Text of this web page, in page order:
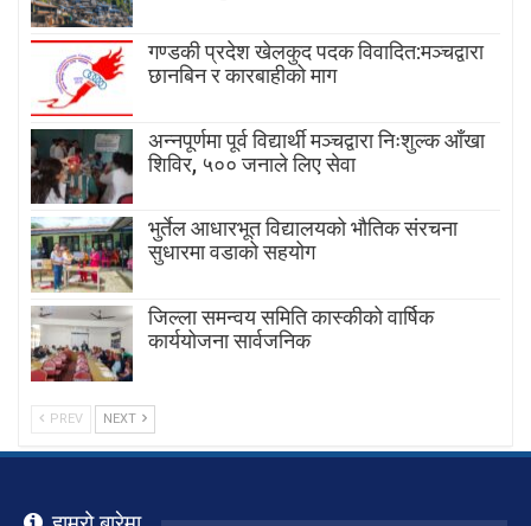
गण्डकी प्रदेश खेलकुद पदक विवादित:मञ्चद्वारा
छानबिन र कारबाहीको माग
अन्नपूर्णमा पूर्व विद्यार्थी मञ्चद्वारा निःशुल्क आँखा
शिविर, ५०० जनाले लिए सेवा
भुर्तेल आधारभूत विद्यालयको भौतिक संरचना
सुधारमा वडाको सहयोग
जिल्ला समन्वय समिति कास्कीको वार्षिक
कार्ययोजना सार्वजनिक
PREV NEXT